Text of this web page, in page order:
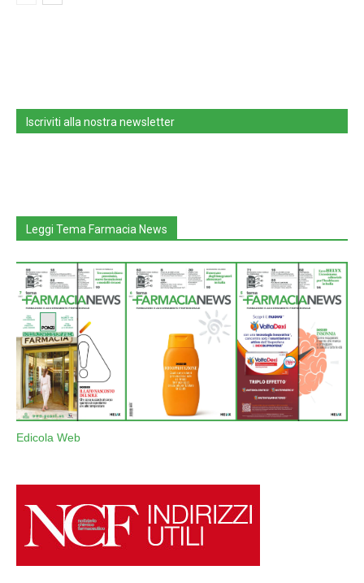
Iscriviti alla nostra newsletter
Leggi Tema Farmacia News
Edicola Web